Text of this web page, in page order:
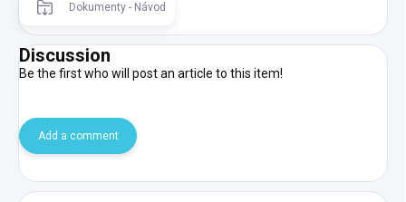
Dokumenty - Návod
Discussion
Be the first who will post an article to this item!
Add a comment